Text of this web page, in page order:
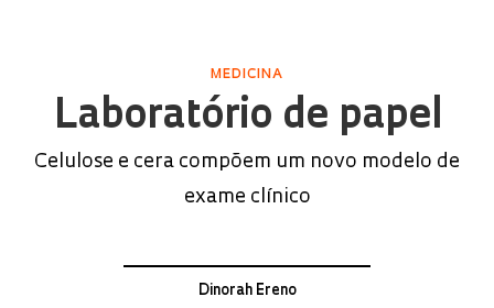
MEDICINA
Laboratório de papel
Celulose e cera compõem um novo modelo de
exame clínico
Dinorah Ereno